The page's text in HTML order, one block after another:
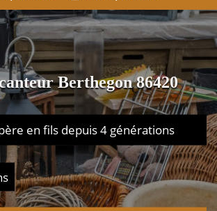
Berthegon 86420
en fils depuis 4 générations